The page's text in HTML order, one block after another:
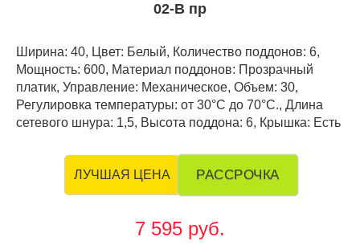
02-В пр
Ширина: 40, Цвет: Белый, Количество поддонов: 6,
Мощность: 600, Материал поддонов: Прозрачный
платик, Управление: Механическое, Объем: 30,
Регулировка температуры: от 30°С до 70°С., Длина
сетевого шнура: 1,5, Высота поддона: 6, Крышка: Есть
ЛУЧШАЯ ЦЕНА РАССРОЧКА
7 595 руб.